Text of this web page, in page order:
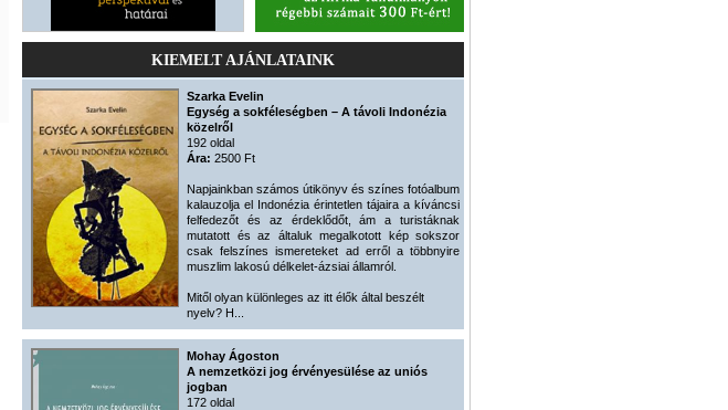
KIEMELT AJÁNLATAINK
Szarka Evelin
Egység a sokféleségben – A távoli Indonézia
közelről
192 oldal
Ára: 2500 Ft
Napjainkban számos útikönyv és színes fotóalbum
kalauzolja el Indonézia érintetlen tájaira a kíváncsi
felfedezőt és az érdeklődőt, ám a turistáknak
mutatott és az általuk megalkotott kép sokszor
csak felszínes ismereteket ad erről a többnyire
muszlim lakosú délkelet-ázsiai államról.
Mitől olyan különleges az itt élők által beszélt
nyelv? H...
Mohay Ágoston
A nemzetközi jog érvényesülése az uniós
jogban
172 oldal